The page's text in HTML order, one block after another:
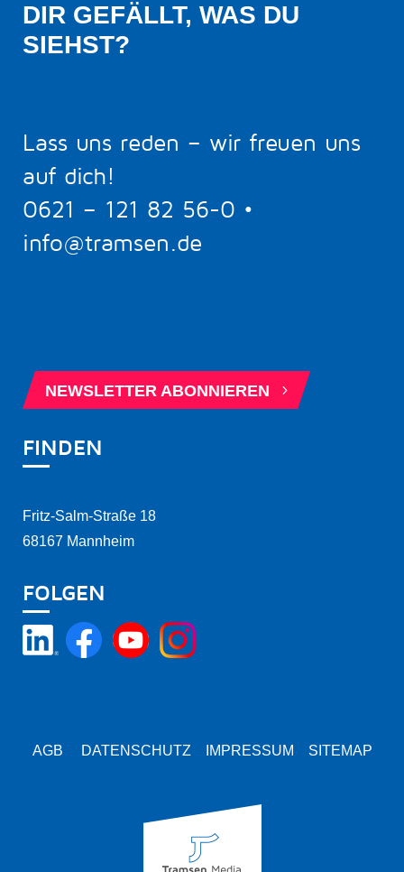
DIR GEFÄLLT, WAS DU
SIEHST?
Lass uns reden – wir freuen uns
auf dich!
0621 – 121 82 56-0 •
info@tramsen.de
NEWSLETTER ABONNIEREN 5
FINDEN
Fritz-Salm-Straße 18
68167 Mannheim
FOLGEN
AGB DATENSCHUTZ IMPRESSUM SITEMAP